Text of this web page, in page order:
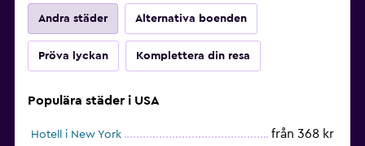
Andra städer Alternativa boenden
Pröva lyckan Komplettera din resa
Populära städer i USA
Hotell i New York från 368 kr